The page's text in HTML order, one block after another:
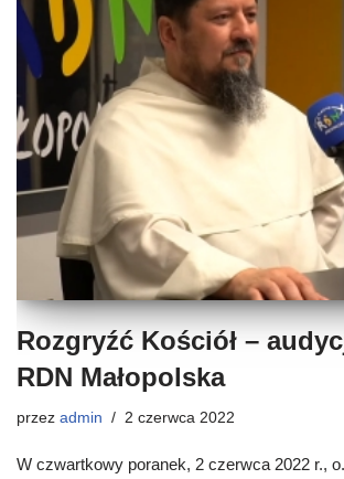
Rozgryźć Kościół –
RDN Małopolska
przez admin 2 czerwca 2022
W czwartkowy poranek, 2 czerwca 2022 r.,